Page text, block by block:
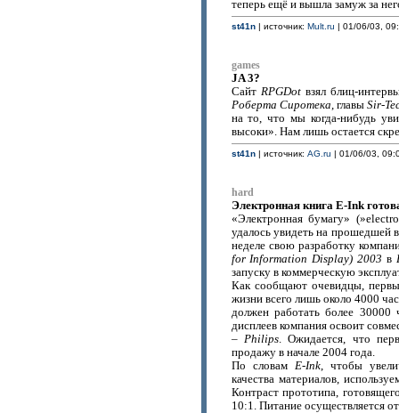
теперь ещё и вышла замуж за
st41n| источник: Mult.ru | 01/06/03,
games
JA 3?
Сайт RPGDotвзял блиц-
Роберта Сиротека, главыSir-
на то, что мы когда-нибудь
высоки». Нам лишь остается
st41n| источник: AG.ru | 01/06/03,
hard
Электронная книга E-Ink
«Электронная бумагу»
удалось увидеть на прошедшей
неделе свою разработку
for Information Display) 2003 в
запуску в коммерческую
Как сообщают очевидцы,
жизни всего лишь около 4000
должен работать более 30000
дисплеев компания освоит
– Philips. Ожидается, что
продажу в начале 2004 года.
По словам E-Ink, чтобы
качества материалов,
Контраст прототипа,
10:1. Питание осуществляется